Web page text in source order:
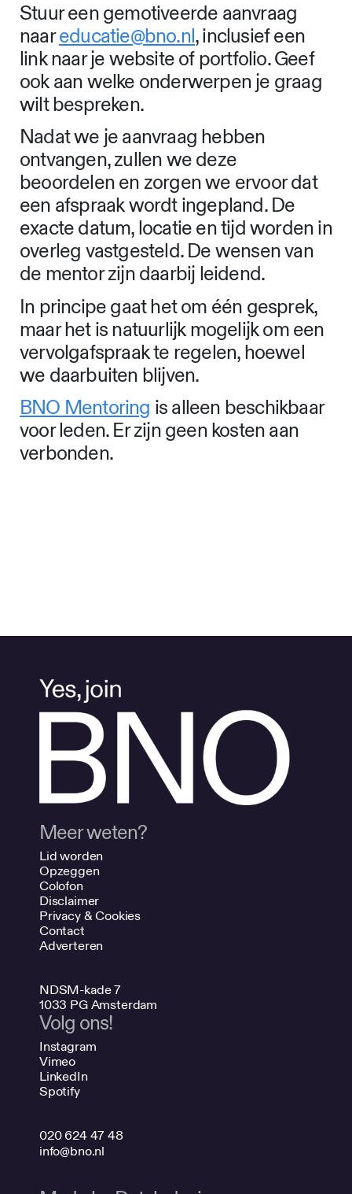
Stuur een gemotiveerde aanvraag
naareducatie@bno.nl, inclusief een
link naar je website of portfolio. Geef
ook aan welke onderwerpen je graag
wilt bespreken.
Nadat we je aanvraag hebben
ontvangen, zullen we deze
beoordelen en zorgen we ervoor dat
een afspraak wordt ingepland. De
exacte datum, locatie en tijd worden in
overleg vastgesteld. De wensen van
de mentor zijn daarbij leidend.
In principe gaat het om één gesprek,
maar het is natuurlijk mogelijk om een
vervolgafspraak te regelen, hoewel
we daarbuiten blijven.
BNO Mentoring is alleen beschikbaar
voor leden. Er zijn geen kosten aan
verbonden.
Meer weten?
Lid worden
Opzeggen
Colofon
Disclaimer
Privacy & Cookies
Contact
Adverteren
NDSM-kade 7
1033 PG Amsterdam
Volg ons!
Instagram
Vimeo
LinkedIn
Spotify
020 624 47 48
info@bno.nl